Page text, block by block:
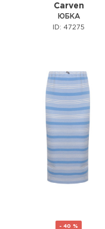
Carven
ЮБКА
ID: 47275
- 40 %